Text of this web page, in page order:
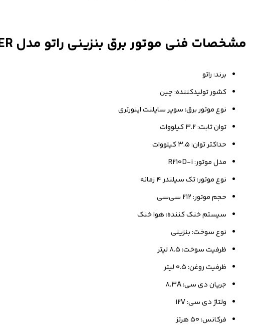
مشخصات فنی موتور برق بنزینی راتو مدل R5500ISER
برند: راتو
کشور تولیدکننده: چین
نوع موتور برق: سوپر سایلنت اینورتری
توان ثابت: ۳.۲ کیلووات
حداکثر توان: ۳.۵ کیلووات
مدل موتور: R210D-i
نوع موتور: تک سیلندر ۴ زمانه
حجم موتور: ۲۱۲ سی‌سی
سیستم خنک کننده: هوا خنک
نوع سوخت: بنزینی
ظرفیت سوخت: ۸.۵ لیتر
ظرفیت روغن: ۰.۵ لیتر
جریان دی سی: ۸.3A
ولتاژ دی سی: 12V
فرکانس: ۵۰ هرتز